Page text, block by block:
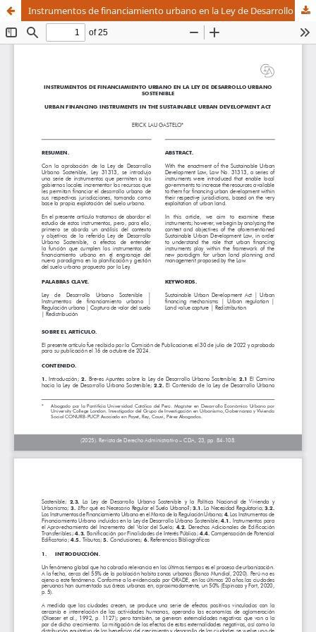
Instrumentos de financiamiento urbano en la Ley de Desarrollo Urbano Sostenible